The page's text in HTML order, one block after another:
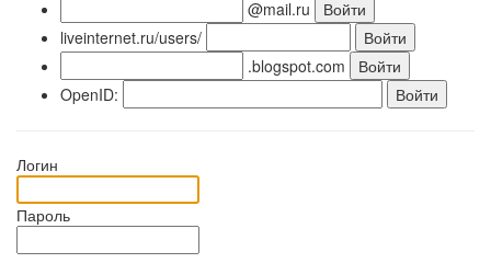
@mail.ru
liveinternet.ru/users/
.blogspot.com
OpenID:
Логин
Пароль